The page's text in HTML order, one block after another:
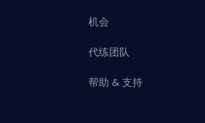
机会
代练团队
帮助 & 支持